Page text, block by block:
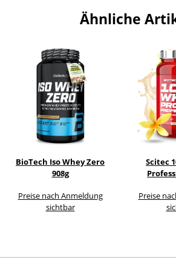
Ähnliche
BioTech Iso Whey Zero
908g
Preise nach Anmeldung
sichtbar
Scitec
Preise